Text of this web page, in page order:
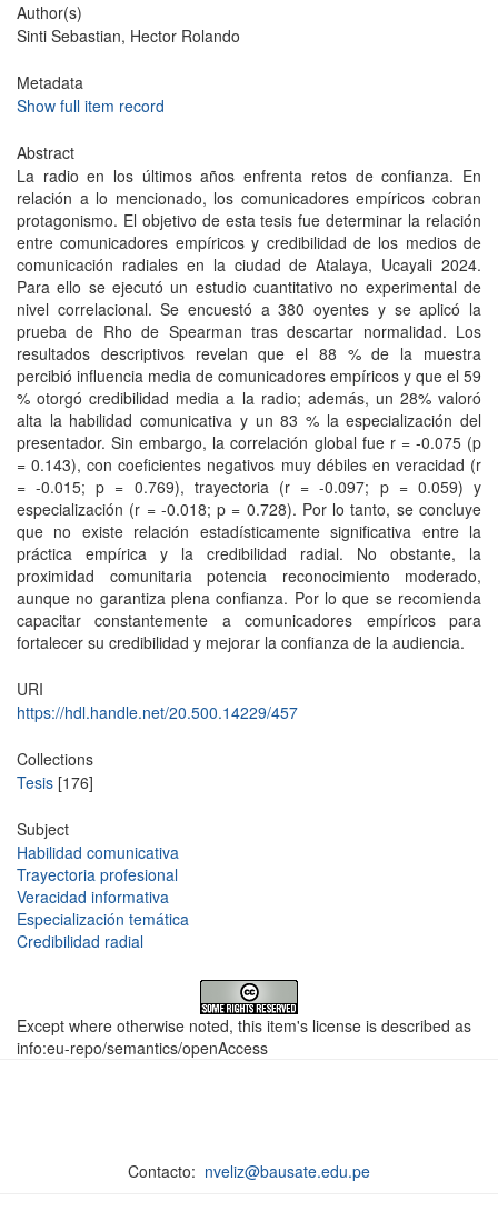
Author(s)
Sinti Sebastian, Hector Rolando
Metadata
Show full item record
Abstract
La radio en los últimos años enfrenta retos de confianza. En
relación a lo mencionado, los comunicadores empíricos cobran
protagonismo. El objetivo de esta tesis fue determinar la relación
entre comunicadores empíricos y credibilidad de los medios de
comunicación radiales en la ciudad de Atalaya, Ucayali 2024.
Para ello se ejecutó un estudio cuantitativo no experimental de
nivel correlacional. Se encuestó a 380 oyentes y se aplicó la
prueba de Rho de Spearman tras descartar normalidad. Los
resultados descriptivos revelan que el 88 % de la muestra
percibió influencia media de comunicadores empíricos y que el 59
% otorgó credibilidad media a la radio; además, un 28% valoró
alta la habilidad comunicativa y un 83 % la especialización del
presentador. Sin embargo, la correlación global fue r = -0.075 (p
= 0.143), con coeficientes negativos muy débiles en veracidad (r
= -0.015; p = 0.769), trayectoria (r = -0.097; p = 0.059) y
especialización (r = -0.018; p = 0.728). Por lo tanto, se concluye
que no existe relación estadísticamente significativa entre la
práctica empírica y la credibilidad radial. No obstante, la
proximidad comunitaria potencia reconocimiento moderado,
aunque no garantiza plena confianza. Por lo que se recomienda
capacitar constantemente a comunicadores empíricos para
fortalecer su credibilidad y mejorar la confianza de la audiencia.
URI
https://hdl.handle.net/20.500.14229/457
Collections
Tesis [176]
Subject
Habilidad comunicativa
Trayectoria profesional
Veracidad informativa
Especialización temática
Credibilidad radial
Except where otherwise noted, this item's license is described as
info:eu-repo/semantics/openAccess
Contacto: nveliz@bausate.edu.pe